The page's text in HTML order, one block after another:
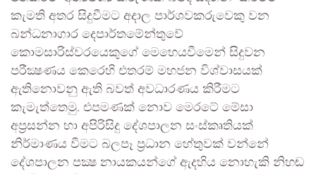
කැමති අතර සිදුවීමට අදාල පාර්ශවකරුවෙකු වන
බන්ධනාගාර දෙපාර්තමේන්තුවේ
කොමසාරිස්වරයෙකුගේ මෙහෙයවීමෙන් සිදුවන
පරීක්‍ෂණය කෙරෙහි එතරම් මහජන විශ්වාසයක්
ඇතිනොවනු ඇති බවත් අවධාරණය කිරීමට
කැමැත්තෙමු. එපමණක් නොව මෙරටේ මේසා
අප්‍රසන්න හා අපිරිසිදු දේශපාලන සංස්කෘතියක්
නිර්මාණය වීමට බලපෑ ප්‍රධාන හේතුවක් වන්නේ
දේශපාලන පක්‍ෂ නායකයන්ගේ ඇදහිය නොහැකි නිහඬ